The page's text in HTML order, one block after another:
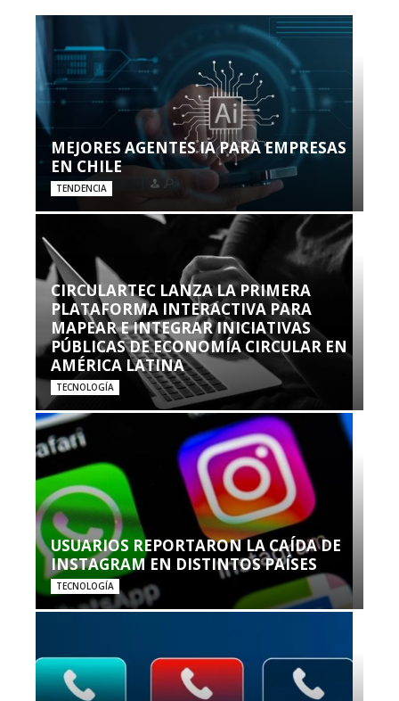
MEJORES AGENTES IA PARA EMPRESAS
EN CHILE
TENDENCIA
CIRCULARTEC LANZA LA PRIMERA
PLATAFORMA INTERACTIVA PARA
MAPEAR E INTEGRAR INICIATIVAS
PÚBLICAS DE ECONOMÍA CIRCULAR EN
AMÉRICA LATINA
TECNOLOGÍA
USUARIOS REPORTARON LA CAÍDA DE
INSTAGRAM EN DISTINTOS PAÍSES
TECNOLOGÍA